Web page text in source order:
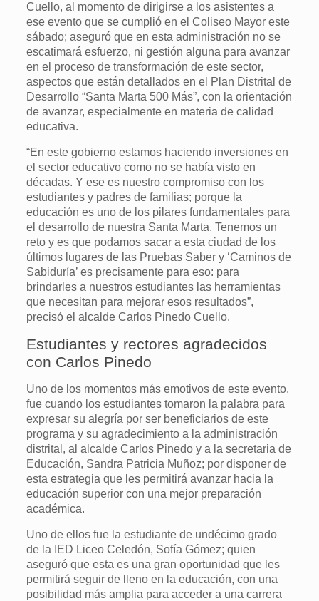
Cuello, al momento de dirigirse a los asistentes a
ese evento que se cumplió en el Coliseo Mayor este
sábado; aseguró que en esta administración no se
escatimará esfuerzo, ni gestión alguna para avanzar
en el proceso de transformación de este sector,
aspectos que están detallados en el Plan Distrital de
Desarrollo “Santa Marta 500 Más”, con la orientación
de avanzar, especialmente en materia de calidad
educativa.
“En este gobierno estamos haciendo inversiones en
el sector educativo como no se había visto en
décadas. Y ese es nuestro compromiso con los
estudiantes y padres de familias; porque la
educación es uno de los pilares fundamentales para
el desarrollo de nuestra Santa Marta. Tenemos un
reto y es que podamos sacar a esta ciudad de los
últimos lugares de las Pruebas Saber y ‘Caminos de
Sabiduría’ es precisamente para eso: para
brindarles a nuestros estudiantes las herramientas
que necesitan para mejorar esos resultados”,
precisó el alcalde Carlos Pinedo Cuello.
Estudiantes y rectores agradecidos
con Carlos Pinedo
Uno de los momentos más emotivos de este evento,
fue cuando los estudiantes tomaron la palabra para
expresar su alegría por ser beneficiarios de este
programa y su agradecimiento a la administración
distrital, al alcalde Carlos Pinedo y a la secretaria de
Educación, Sandra Patricia Muñoz; por disponer de
esta estrategia que les permitirá avanzar hacia la
educación superior con una mejor preparación
académica.
Uno de ellos fue la estudiante de undécimo grado
de la IED Liceo Celedón, Sofía Gómez; quien
aseguró que esta es una gran oportunidad que les
permitirá seguir de lleno en la educación, con una
posibilidad más amplia para acceder a una carrera